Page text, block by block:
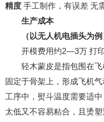
精度 手工制作，有误差 无
生产成本
（以无人机电插头为例
开模费用约2—3万 打印
轻木蒙皮是指包围在飞
固定于骨架上，形成飞机
工序中，熨斗温度需要适
太低又不容易粘合，且烫